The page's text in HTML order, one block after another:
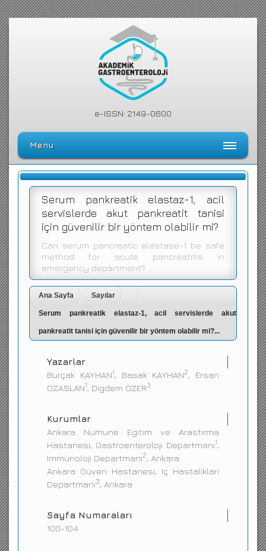
e-ISSN: 2149-0600
Menu
Ana Sayfa
Dergi Kılavuzu
Arama Yap
İletişim
Serum pankreatik elastaz-1, acil
servislerde akut pankreatit tanisi
için güvenilir bir yöntem olabilir mi?
Can serum pancreatic elastase-1 be safe
method for acute pancreatitis in
emergency department?
Ana Sayfa Sayılar
Serum pankreatik elastaz-1, acil servislerde akut
pankreatit tanisi için güvenilir bir yöntem olabilir mi?...
Yazarlar
Burçak KAYHAN1, Basak KAYHAN2, Ersan
ÖZASLAN1, Digdem ÖZER3
Kurumlar
Ankara Numune Egitim ve Arastirma
Hastanesi, Gastroenteroloji Departmani1,
Immünoloji Departmani2, Ankara
Ankara Güven Hastanesi, Iç Hastaliklari
Departmani3, Ankara
Sayfa Numaraları
100-104